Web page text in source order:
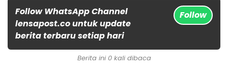
Follow WhatsApp Channel
lensapost.co untuk update
berita terbaru setiap hari
Follow
Berita ini 0 kali dibaca